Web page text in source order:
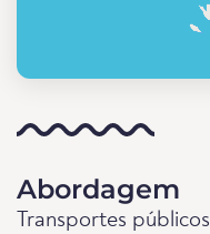
Abordagem
Transportes públicos